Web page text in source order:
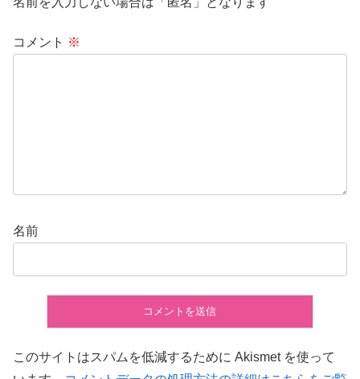
コメント ※
名前
このサイトはスパムを低減するために Akismet を使って